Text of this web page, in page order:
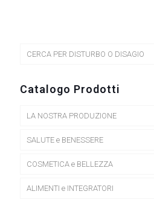
CERCA PER DISTURBO O DISAGIO
Catalogo Prodotti
LA NOSTRA PRODUZIONE
SALUTE e BENESSERE
COSMETICA e BELLEZZA
ALIMENTI e INTEGRATORI